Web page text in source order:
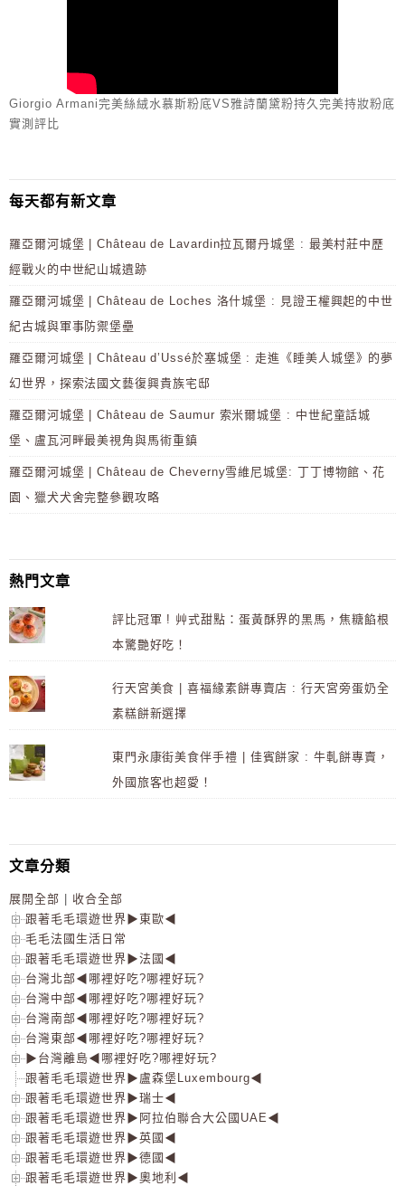
Giorgio Armani完美絲絨水慕斯粉底VS雅詩蘭黛粉持久完美持妝粉底
實測評比
每天都有新文章
羅亞爾河城堡 | Château de Lavardin拉瓦爾丹城堡 : 最美村莊中歷
經戰火的中世紀山城遺跡
羅亞爾河城堡 | Château de Loches 洛什城堡 : 見證王權興起的中世
紀古城與軍事防禦堡壘
羅亞爾河城堡 | Château d’Ussé於塞城堡 : 走進《睡美人城堡》的夢
幻世界，探索法國文藝復興貴族宅邸
羅亞爾河城堡 | Château de Saumur 索米爾城堡 : 中世紀童話城
堡、盧瓦河畔最美視角與馬術重鎮
羅亞爾河城堡 | Château de Cheverny雪維尼城堡: 丁丁博物館、花
園、獵犬犬舍完整參觀攻略
熱門文章
評比冠軍 ! 艸式甜點：蛋黃酥界的黑馬，焦糖餡根
本驚艷好吃！
行天宮美食 | 喜福緣素餅專賣店 : 行天宮旁蛋奶全
素糕餅新選擇
東門永康街美食伴手禮 | 佳賓餅家 : 牛軋餅專賣，
外國旅客也超愛！
文章分類
展開全部
收合全部
跟著毛毛環遊世界▶東歐◀
毛毛法國生活日常
跟著毛毛環遊世界▶法國◀
台灣北部◀哪裡好吃?哪裡好玩?
台灣中部◀哪裡好吃?哪裡好玩?
台灣南部◀哪裡好吃?哪裡好玩?
台灣東部◀哪裡好吃?哪裡好玩?
▶台灣離島◀哪裡好吃?哪裡好玩?
跟著毛毛環遊世界▶盧森堡Luxembourg◀
跟著毛毛環遊世界▶瑞士◀
跟著毛毛環遊世界▶阿拉伯聯合大公國UAE◀
跟著毛毛環遊世界▶英國◀
跟著毛毛環遊世界▶德國◀
跟著毛毛環遊世界▶奧地利◀